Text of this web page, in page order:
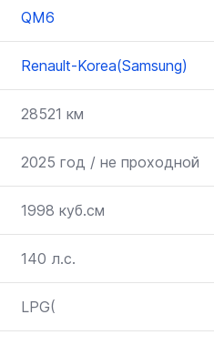
QM6
Renault-Korea(Samsung)
28521 км
2025 год / не проходной
1998 куб.см
140 л.с.
LPG(